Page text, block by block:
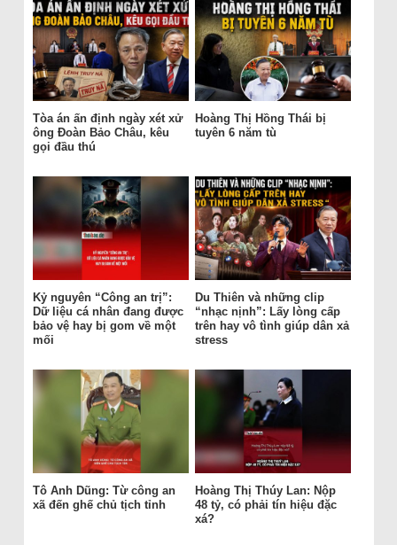
Tòa án ấn định ngày xét xử
ông Đoàn Bảo Châu, kêu
gọi đầu thú
Hoàng Thị Hồng Thái bị
tuyên 6 năm tù
Kỷ nguyên “Công an trị”:
Dữ liệu cá nhân đang được
bảo vệ hay bị gom về một
mối
Du Thiên và những clip
“nhạc nịnh”: Lấy lòng cấp
trên hay vô tình giúp dân xả
stress
Tô Anh Dũng: Từ công an
xã đến ghế chủ tịch tỉnh
Hoàng Thị Thúy Lan: Nộp
48 tỷ, có phải tín hiệu đặc
xá?